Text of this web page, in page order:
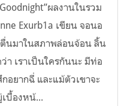
ผลงานในรวม
Exurb1a เขียน จอนอ
นมาในสภาพล่อนจ้อน ลิ้น
า เราเป็นใครกันนะ มีท่อ
อยากฉี่ และแม้ตัวเขาจะ
บื้องหน้...